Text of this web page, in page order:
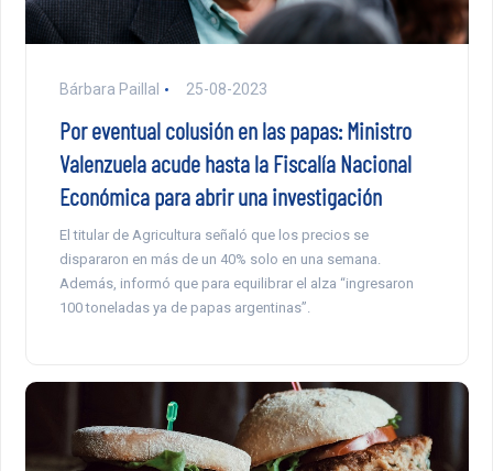
Bárbara Paillal 25-08-2023
Por eventual colusión en las papas: Ministro
Valenzuela acude hasta la Fiscalía Nacional
Económica para abrir una investigación
El titular de Agricultura señaló que los precios se
dispararon en más de un 40% solo en una semana.
Además, informó que para equilibrar el alza “ingresaron
100 toneladas ya de papas argentinas”.